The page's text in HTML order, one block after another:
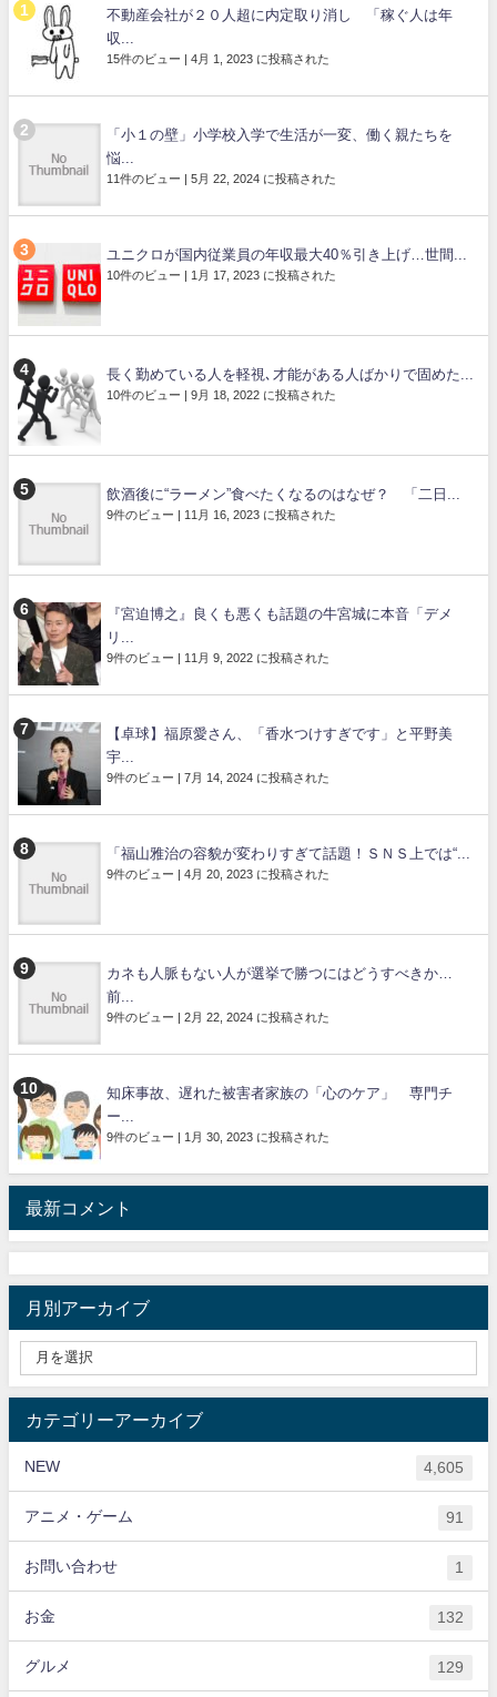
不動産会社が２０人超に内定取り消し 「稼ぐ人は年
収...
15件のビュー | 4月 1, 2023 に投稿された
「小１の壁」小学校入学で生活が一変、働く親たちを
悩...
11件のビュー | 5月 22, 2024 に投稿された
ユニクロが国内従業員の年収最大40％引き上げ…世間...
10件のビュー | 1月 17, 2023 に投稿された
長く勤めている人を軽視､才能がある人ばかりで固めた...
10件のビュー | 9月 18, 2022 に投稿された
飲酒後に“ラーメン”食べたくなるのはなぜ？ 「二日...
9件のビュー | 11月 16, 2023 に投稿された
『宮迫博之』良くも悪くも話題の牛宮城に本音「デメ
リ...
9件のビュー | 11月 9, 2022 に投稿された
【卓球】福原愛さん、「香水つけすぎです」と平野美
宇...
9件のビュー | 7月 14, 2024 に投稿された
「福山雅治の容貌が変わりすぎて話題！ＳＮＳ上では“...
9件のビュー | 4月 20, 2023 に投稿された
カネも人脈もない人が選挙で勝つにはどうすべきか…
前...
9件のビュー | 2月 22, 2024 に投稿された
知床事故、遅れた被害者家族の「心のケア」 専門チ
ー...
9件のビュー | 1月 30, 2023 に投稿された
最新コメント
月別アーカイブ
カテゴリーアーカイブ
NEW 4,605
アニメ・ゲーム 91
お問い合わせ 1
お金 132
グルメ 129